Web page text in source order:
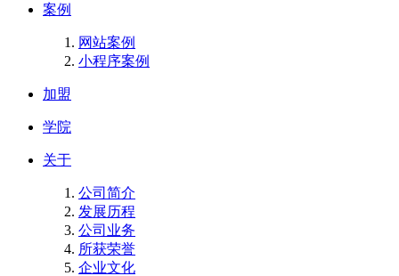
案例
网站案例
小程序案例
加盟
学院
关于
公司简介
发展历程
公司业务
所获荣誉
企业文化